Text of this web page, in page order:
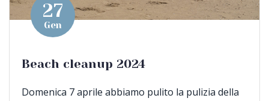
27
Gen
Beach cleanup 2024
Domenica 7 aprile abbiamo pulito la pulizia della